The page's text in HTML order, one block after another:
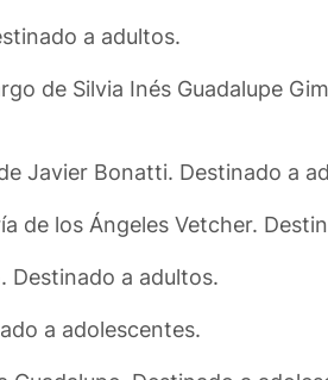
a adultos.
de Silvia Inés Guadalupe
Javier Bonatti. Destinado a
de los Ángeles Vetcher.
Destinado a adultos.
a adolescentes.